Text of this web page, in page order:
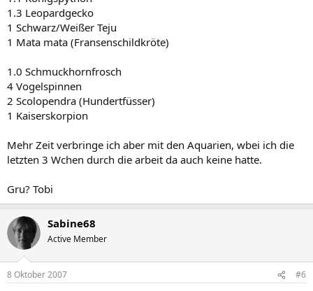
1.3 Leopardgecko
1 Schwarz/Weißer Teju
1 Mata mata (Fransenschildkröte)
1.0 Schmuckhornfrosch
4 Vogelspinnen
2 Scolopendra (Hundertfüsser)
1 Kaiserskorpion
Mehr Zeit verbringe ich aber mit den Aquarien, wbei ich die
letzten 3 Wchen durch die arbeit da auch keine hatte.
Gru? Tobi
Sabine68
Active Member
8 Oktober 2007 #6